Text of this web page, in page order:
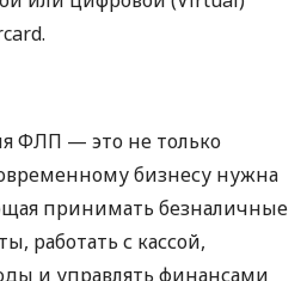
ФЛП — это не только
бизнесу нужна
принимать безналичные
работать с кассой,
и управлять финансами